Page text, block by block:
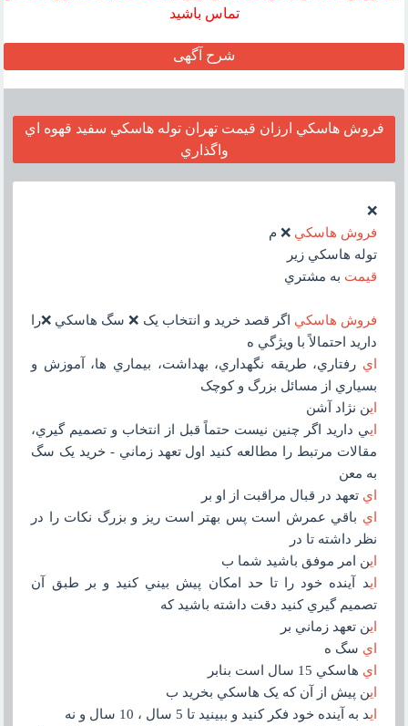
تماس باشيد
شرح آگهی
فروش هاسکي ارزان قيمت تهران توله هاسکي سفيد قهوه اي
واگذاري
❌
فروش هاسکي ❌ م
توله هاسکي زير
قيمت به مشتري
فروش هاسکي اگر قصد خريد و انتخاب يک ❌ سگ هاسکي ❌را
داريد احتمالاً با ويژگي ه
اي رفتاري، طريقه نگهداري، بهداشت، بيماري ها، آموزش و
بسياري از مسائل بزرگ و کوچک
اين نژاد آشن
ايي داريد اگر چنين نيست حتماً قبل از انتخاب و تصميم گيري،
مقالات مرتبط را مطالعه کنيد اول تعهد زماني - خريد يک سگ
به معن
اي تعهد در قبال مراقبت از او بر
اي باقي عمرش است پس بهتر است ريز و بزرگ نکات را در
نظر داشته تا در
اين امر موفق باشيد شما ب
ايد آينده خود را تا حد امکان پيش بيني کنيد و بر طبق آن
تصميم گيري کنيد دقت داشته باشيد که
اين تعهد زماني بر
اي سگ ه
اي هاسکي 15 سال است بنابر
اين پيش از آن که يک هاسکي بخريد ب
ايد به آينده خود فکر کنيد و ببينيد تا 5 سال ، 10 سال و نه